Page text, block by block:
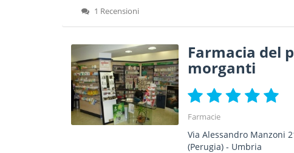
1 Recensioni
Farmacia del
morganti
Farmacie
Via Alessandro Manzoni
(Perugia) - Umbria